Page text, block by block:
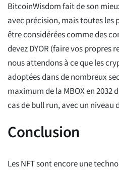
BitcoinWisdom fait de son
avec précision, mais toutes les
être considérées comme des
devez DYOR (faire vos propres
nous attendons à ce que les
adoptées dans de nombreux
maximum de la MBOX en 2032
cas de bull run, avec un niveau
Conclusion
Les NFT sont encore une